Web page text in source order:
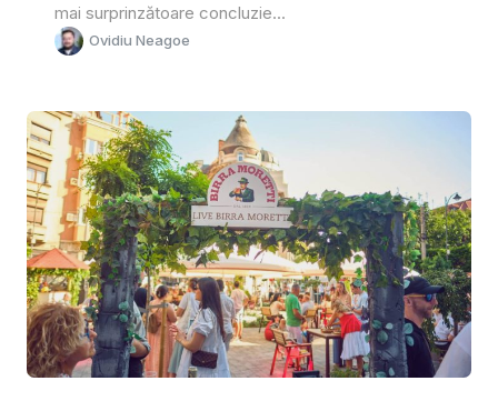
mai surprinzătoare concluzie...
Ovidiu Neagoe